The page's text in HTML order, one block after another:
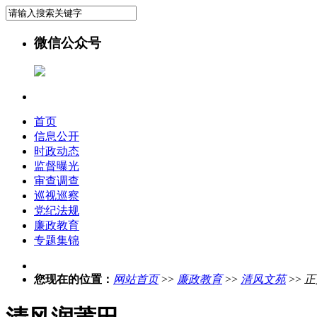
微信公众号
首页
信息公开
时政动态
监督曝光
审查调查
巡视巡察
党纪法规
廉政教育
专题集锦
您现在的位置： 网站首页>> 廉政教育>> 清风文苑>>